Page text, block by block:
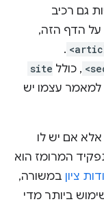
גם רכיב
על הדף הזה,
.
, כולל site
עצמו יש
לא נחשב למאפיין של ARIA אלא אם יש לו
המרומז הוא
ציון במשורה,
ביותר מדי